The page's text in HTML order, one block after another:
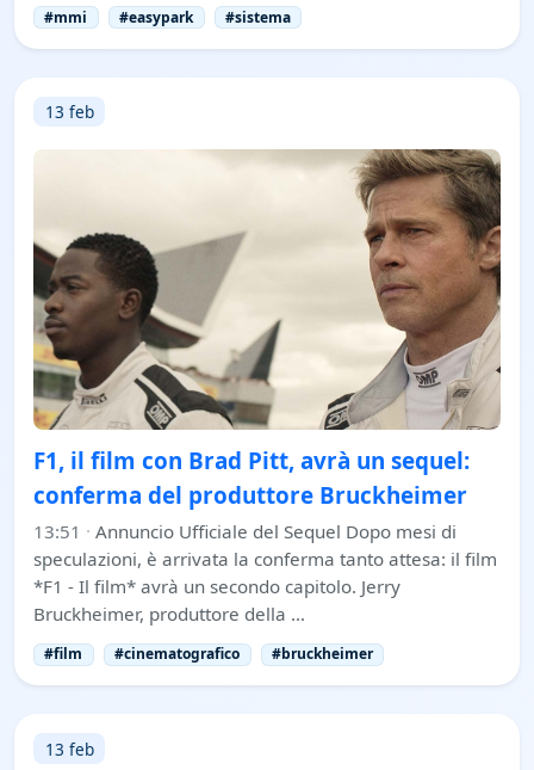
#mmi #easypark #sistema
13 feb
F1, il film con Brad Pitt, avrà un sequel:
conferma del produttore Bruckheimer
13:51 · Annuncio Ufficiale del Sequel Dopo mesi di
speculazioni, è arrivata la conferma tanto attesa: il film
*F1 - Il film* avrà un secondo capitolo. Jerry
Bruckheimer, produttore della …
#film #cinematografico #bruckheimer
13 feb